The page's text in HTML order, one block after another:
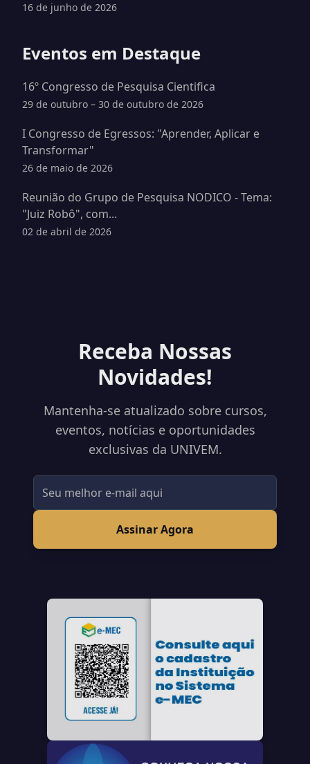
16 de junho de 2026
Eventos em Destaque
16º Congresso de Pesquisa Cientifica
29 de outubro – 30 de outubro de 2026
I Congresso de Egressos: "Aprender, Aplicar e
Transformar"
26 de maio de 2026
Reunião do Grupo de Pesquisa NODICO - Tema:
"Juiz Robô", com...
02 de abril de 2026
Receba Nossas
Novidades!
Mantenha-se atualizado sobre cursos,
eventos, notícias e oportunidades
exclusivas da UNIVEM.
Assinar Agora